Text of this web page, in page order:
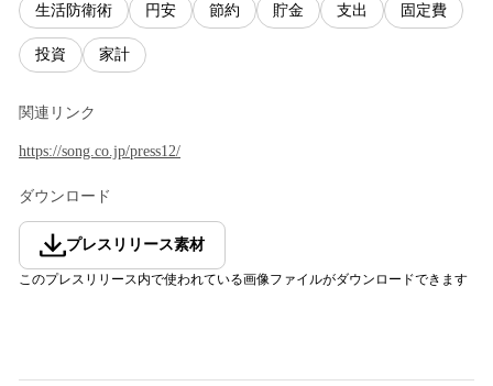
生活防衛術 円安 節約 貯金 支出 固定費
投資 家計
関連リンク
https://song.co.jp/press12/
ダウンロード
プレスリリース素材
このプレスリリース内で使われている画像ファイルがダウンロードできます